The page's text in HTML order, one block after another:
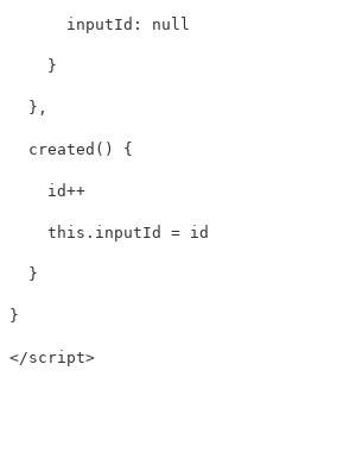
inputId : null
}
},
created () {
id++
this . inputId = id
}
}
</script>